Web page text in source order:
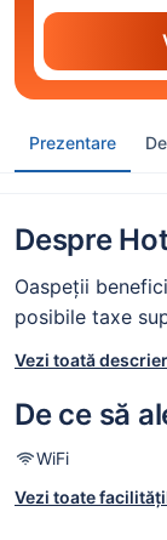
Prezentare
Despre
Oaspeții
posibile taxe
Vezi toată
De ce să
WiFi
Vezi toate